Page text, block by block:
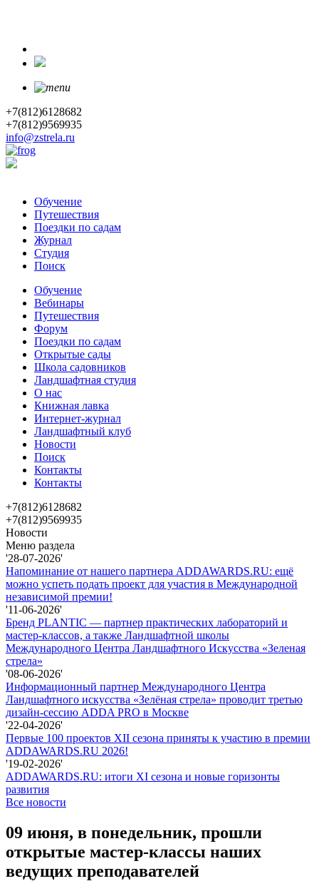
+7(812)6128682
+7(812)9569935
info@zstrela.ru
Обучение
Путешествия
Поездки по садам
Журнал
Студия
Поиск
Обучение
Вебинары
Путешествия
Форум
Поездки по садам
Открытые сады
Школа садовников
Ландшафтная студия
О нас
Книжная лавка
Интернет-журнал
Ландшафтный клуб
Новости
Поиск
Контакты
Контакты
+7(812)6128682
+7(812)9569935
Новости
Меню раздела
'28-07-2026'
Напоминание от нашего партнера ADDAWARDS.RU: ещё
можно успеть подать проект для участия в Международной
независимой премии!
'11-06-2026'
Бренд PLANTIC — партнер практических лабораторий и
мастер-классов, а также Ландшафтной школы
Международного Центра Ландшафтного Искусства «Зеленая
стрела»
'08-06-2026'
Информационный партнер Международного Центра
Ландшафтного искусства «Зелёная стрела» проводит третью
дизайн-сессию ADDA PRO в Москве
'22-04-2026'
Первые 100 проектов XII сезона приняты к участию в премии
ADDAWARDS.RU 2026!
'19-02-2026'
ADDAWARDS.RU: итоги XI сезона и новые горизонты
развития
Все новости
09 июня, в понедельник, прошли
открытые мастер-классы наших
ведущих преподавателей